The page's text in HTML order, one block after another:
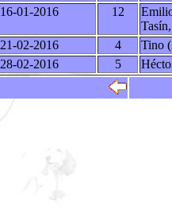
16-01-2016 12
21-02-2016 4
Tino
28-02-2016 5